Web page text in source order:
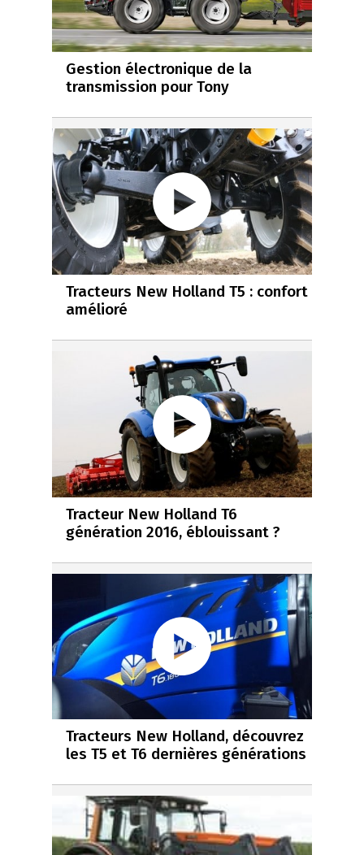
Gestion électronique de la
transmission pour Tony
Tracteurs New Holland T5 : confort
amélioré
Tracteur New Holland T6
génération 2016, éblouissant ?
Tracteurs New Holland, découvrez
les T5 et T6 dernières générations